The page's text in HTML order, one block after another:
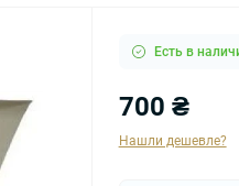
Есть в
700 ₴
Нашли дешевле?